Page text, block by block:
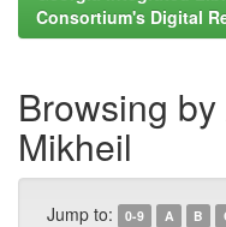
Consortium's Digital
Browsing
Mikheil
Jump to: 0-9 A B